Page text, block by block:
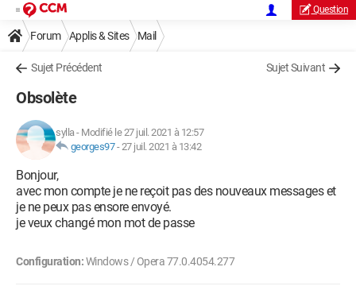
Question
Forum Applis & Sites Mail
Sujet Précédent Sujet Suivant
Obsolète
sylla- Modifié le 27 juil. 2021 à 12:57
georges97-27 juil. 2021 à 13:42
Bonjour,
avec mon compte je ne reçoit pas des nouveaux messages et
je ne peux pas ensore envoyé.
je veux changé mon mot de passe
Configuration:Windows / Opera 77.0.4054.277